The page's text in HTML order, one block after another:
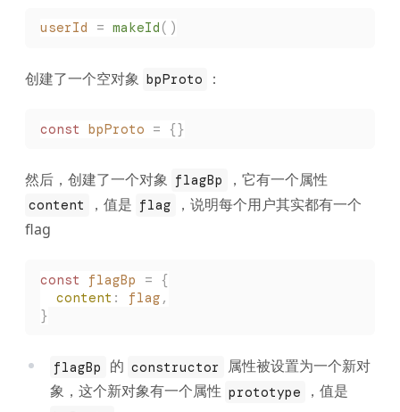
userId = makeId ()
创建了一个空对象 bpProto ：
const bpProto = {}
然后，创建了一个对象 flagBp ，它有一个属性
content ，值是 flag
，说明每个用户其实都有一个
flag
const flagBp = {
  content
: flag ,
}
flagBp 的 constructor 属性被设置为一个新对
象，这个新对象有一个属性 prototype ，值是